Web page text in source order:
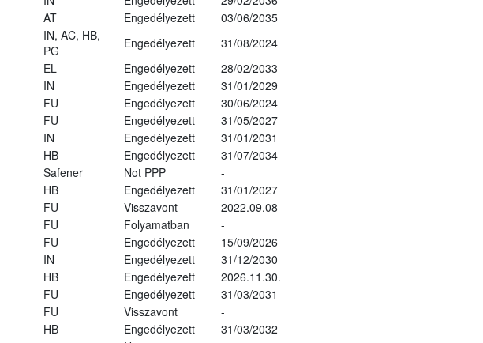
AT Engedélyezett
03/06/2035
IN, AC, HB,
PG
Engedélyezett
31/08/2024
EL Engedélyezett
28/02/2033
IN Engedélyezett
31/01/2029
FU Engedélyezett
30/06/2024
FU Engedélyezett
31/05/2027
IN Engedélyezett
31/01/2031
HB Engedélyezett
31/07/2034
Safener Not PPP
-
HB Engedélyezett
31/01/2027
FU Visszavont
2022.09.08
FU Folyamatban
-
FU Engedélyezett
15/09/2026
IN Engedélyezett
31/12/2030
HB Engedélyezett
2026.11.30.
FU Engedélyezett
31/03/2031
FU Visszavont
-
HB Engedélyezett
31/03/2032